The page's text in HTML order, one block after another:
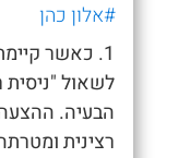
#אלון כהן
1. כאשר
לשאול
הבעיה.
רצינית